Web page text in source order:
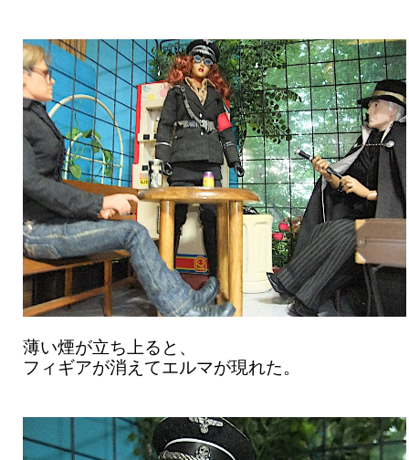
薄い煙が立ち上ると、
フィギアが消えてエルマが現れた。